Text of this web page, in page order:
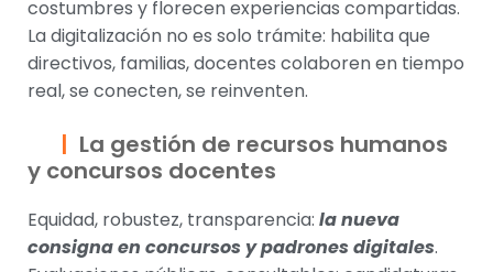
costumbres y florecen experiencias compartidas.
La digitalización no es solo trámite: habilita que
directivos, familias, docentes colaboren en tiempo
real, se conecten, se reinventen.
La gestión de recursos humanos
y concursos docentes
Equidad, robustez, transparencia: la nueva
consigna en concursos y padrones digitales.